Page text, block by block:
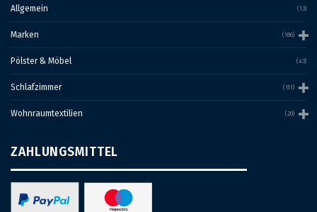
Allgemein (13)
Marken (186)
Pölster & Möbel (43)
Schlafzimmer (151)
Wohnraumtextilien (20)
ZAHLUNGSMITTEL